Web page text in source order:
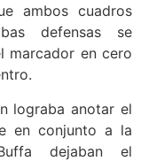
ambos cuadros
defensas se
marcador en cero
lograba anotar el
en conjunto a la
dejaban el